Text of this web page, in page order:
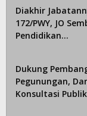
Diakhir
172/PWY, JO
Pendidikan…
Dukung
Pegunungan,
Konsultasi